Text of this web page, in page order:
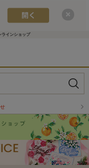
インショップ
のお知らせ